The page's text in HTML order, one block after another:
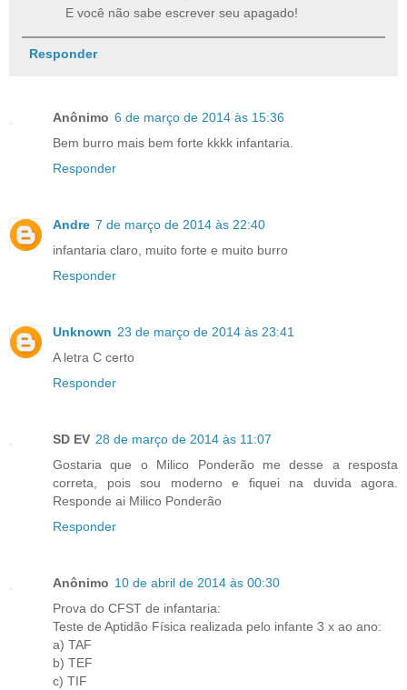
E você não sabe escrever seu apagado!
Responder
Anônimo 6 de março de 2014 às 15:36
Bem burro mais bem forte kkkk infantaria.
Responder
Andre 7 de março de 2014 às 22:40
infantaria claro, muito forte e muito burro
Responder
Unknown 23 de março de 2014 às 23:41
A letra C certo
Responder
SD EV 28 de março de 2014 às 11:07
Gostaria que o Milico Ponderão me desse a resposta
correta, pois sou moderno e fiquei na duvida agora.
Responde ai Milico Ponderão
Responder
Anônimo 10 de abril de 2014 às 00:30
Prova do CFST de infantaria:
Teste de Aptidão Física realizada pelo infante 3 x ao ano:
a) TAF
b) TEF
c) TIF